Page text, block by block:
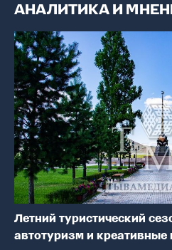
АНАЛИТИКА И
Летний туристический
автотуризм и креативные